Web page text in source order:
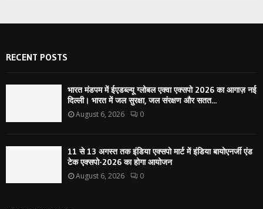
RECENT POSTS
भारत मंडपम में ईएडब्ल्यू ग्लोबल एक्वा एक्सपो 2026 का आगाज़ नई
दिल्ली। भारत में जल सुरक्षा, जल संरक्षण और सतत...
August 6, 2026 0
11 से 13 अगस्त तक इंडिया एक्सपो मार्ट में इंडिया बायोएनर्जी एंड
टेक एक्सपो-2026 का होगा आयोजन
August 6, 2026 0